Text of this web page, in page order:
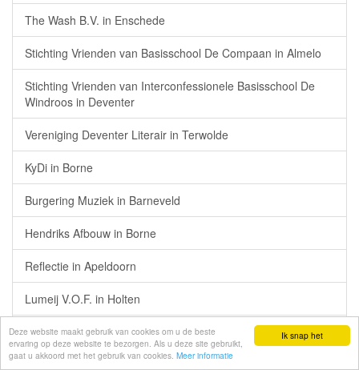
Ik snap het
Deze website maakt gebruik van cookies om u de beste
ervaring op deze website te bezorgen. Als u deze site gebruikt,
gaat u akkoord met het gebruik van cookies. Meer informatie
The Wash B.V. in Enschede
Stichting Vrienden van Basisschool De Compaan in Almelo
Stichting Vrienden van Interconfessionele Basisschool De
Windroos in Deventer
Vereniging Deventer Literair in Terwolde
KyDi in Borne
Burgering Muziek in Barneveld
Hendriks Afbouw in Borne
Reflectie in Apeldoorn
Lumeij V.O.F. in Holten
Denda Games B.V. in Hengelo
Oudervereniging van de Lokatie De Akker van de R.K.